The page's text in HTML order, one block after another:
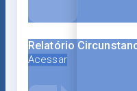
Relatório
Acessar